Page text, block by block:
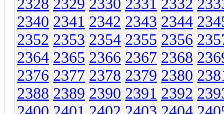
2328 2329 2330 2331 2332
2340 2341 2342 2343 2344
2352 2353 2354 2355 2356
2364 2365 2366 2367 2368
2376 2377 2378 2379 2380
2388 2389 2390 2391 2392